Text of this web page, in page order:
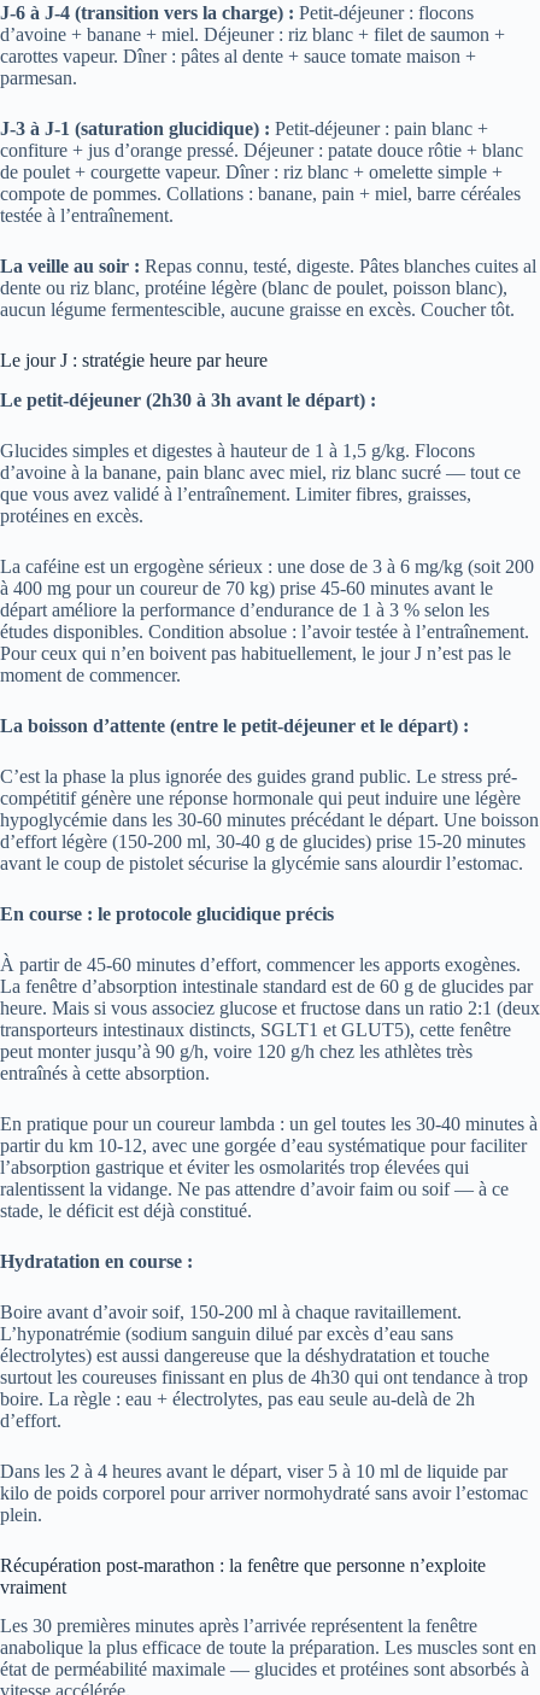
J-6 à J-4 (transition vers la charge) : Petit-déjeuner : flocons
d’avoine + banane + miel. Déjeuner : riz blanc + filet de saumon +
carottes vapeur. Dîner : pâtes al dente + sauce tomate maison +
parmesan.
J-3 à J-1 (saturation glucidique) : Petit-déjeuner : pain blanc +
confiture + jus d’orange pressé. Déjeuner : patate douce rôtie + blanc
de poulet + courgette vapeur. Dîner : riz blanc + omelette simple +
compote de pommes. Collations : banane, pain + miel, barre céréales
testée à l’entraînement.
La veille au soir : Repas connu, testé, digeste. Pâtes blanches cuites al
dente ou riz blanc, protéine légère (blanc de poulet, poisson blanc),
aucun légume fermentescible, aucune graisse en excès. Coucher tôt.
Le jour J : stratégie heure par heure
Le petit-déjeuner (2h30 à 3h avant le départ) :
Glucides simples et digestes à hauteur de 1 à 1,5 g/kg. Flocons
d’avoine à la banane, pain blanc avec miel, riz blanc sucré — tout ce
que vous avez validé à l’entraînement. Limiter fibres, graisses,
protéines en excès.
La caféine est un ergogène sérieux : une dose de 3 à 6 mg/kg (soit 200
à 400 mg pour un coureur de 70 kg) prise 45-60 minutes avant le
départ améliore la performance d’endurance de 1 à 3 % selon les
études disponibles. Condition absolue : l’avoir testée à l’entraînement.
Pour ceux qui n’en boivent pas habituellement, le jour J n’est pas le
moment de commencer.
La boisson d’attente (entre le petit-déjeuner et le départ) :
C’est la phase la plus ignorée des guides grand public. Le stress pré-
compétitif génère une réponse hormonale qui peut induire une légère
hypoglycémie dans les 30-60 minutes précédant le départ. Une boisson
d’effort légère (150-200 ml, 30-40 g de glucides) prise 15-20 minutes
avant le coup de pistolet sécurise la glycémie sans alourdir l’estomac.
En course : le protocole glucidique précis
À partir de 45-60 minutes d’effort, commencer les apports exogènes.
La fenêtre d’absorption intestinale standard est de 60 g de glucides par
heure. Mais si vous associez glucose et fructose dans un ratio 2:1 (deux
transporteurs intestinaux distincts, SGLT1 et GLUT5), cette fenêtre
peut monter jusqu’à 90 g/h, voire 120 g/h chez les athlètes très
entraînés à cette absorption.
En pratique pour un coureur lambda : un gel toutes les 30-40 minutes à
partir du km 10-12, avec une gorgée d’eau systématique pour faciliter
l’absorption gastrique et éviter les osmolarités trop élevées qui
ralentissent la vidange. Ne pas attendre d’avoir faim ou soif — à ce
stade, le déficit est déjà constitué.
Hydratation en course :
Boire avant d’avoir soif, 150-200 ml à chaque ravitaillement.
L’hyponatrémie (sodium sanguin dilué par excès d’eau sans
électrolytes) est aussi dangereuse que la déshydratation et touche
surtout les coureuses finissant en plus de 4h30 qui ont tendance à trop
boire. La règle : eau + électrolytes, pas eau seule au-delà de 2h
d’effort.
Dans les 2 à 4 heures avant le départ, viser 5 à 10 ml de liquide par
kilo de poids corporel pour arriver normohydraté sans avoir l’estomac
plein.
Récupération post-marathon : la fenêtre que personne n’exploite
vraiment
Les 30 premières minutes après l’arrivée représentent la fenêtre
anabolique la plus efficace de toute la préparation. Les muscles sont en
état de perméabilité maximale — glucides et protéines sont absorbés à